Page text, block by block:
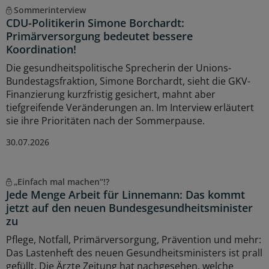
Sommerinterview
CDU-Politikerin Simone Borchardt:
Primärversorgung bedeutet bessere
Koordination!
Die gesundheitspolitische Sprecherin der Unions-
Bundestagsfraktion, Simone Borchardt, sieht die GKV-
Finanzierung kurzfristig gesichert, mahnt aber
tiefgreifende Veränderungen an. Im Interview erläutert
sie ihre Prioritäten nach der Sommerpause.
30.07.2026
„Einfach mal machen“!?
Jede Menge Arbeit für Linnemann: Das kommt
jetzt auf den neuen Bundesgesundheitsminister
zu
Pflege, Notfall, Primärversorgung, Prävention und mehr:
Das Lastenheft des neuen Gesundheitsministers ist prall
gefüllt. Die Ärzte Zeitung hat nachgesehen, welche